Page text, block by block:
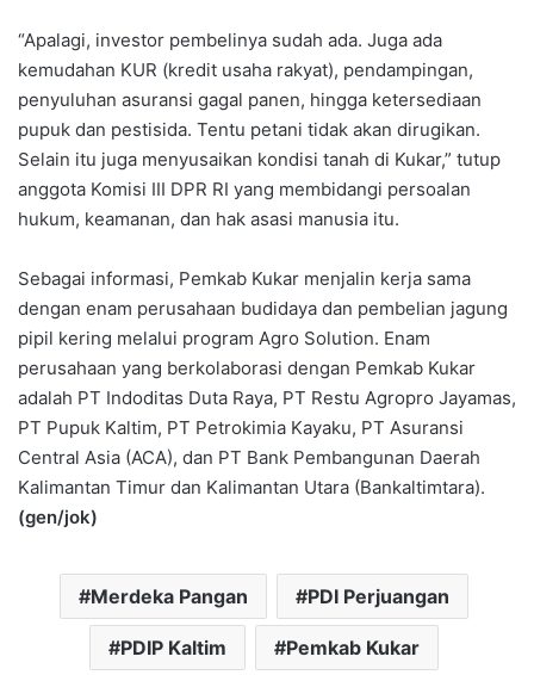
“Apalagi, investor pembelinya sudah ada. Juga ada
kemudahan KUR (kredit usaha rakyat), pendampingan,
penyuluhan asuransi gagal panen, hingga ketersediaan
pupuk dan pestisida. Tentu petani tidak akan dirugikan.
Selain itu juga menyusaikan kondisi tanah di Kukar,” tutup
anggota Komisi III DPR RI yang membidangi persoalan
hukum, keamanan, dan hak asasi manusia itu.
Sebagai informasi, Pemkab Kukar menjalin kerja sama
dengan enam perusahaan budidaya dan pembelian jagung
pipil kering melalui program Agro Solution. Enam
perusahaan yang berkolaborasi dengan Pemkab Kukar
adalah PT Indoditas Duta Raya, PT Restu Agropro Jayamas,
PT Pupuk Kaltim, PT Petrokimia Kayaku, PT Asuransi
Central Asia (ACA), dan PT Bank Pembangunan Daerah
Kalimantan Timur dan Kalimantan Utara (Bankaltimtara).
(gen/jok)
Merdeka Pangan PDI Perjuangan
PDIP Kaltim Pemkab Kukar